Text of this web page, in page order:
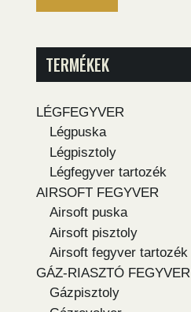
TERMÉKEK
LÉGFEGYVER
Légpuska
Légpisztoly
Légfegyver tartozék
AIRSOFT FEGYVER
Airsoft puska
Airsoft pisztoly
Airsoft fegyver tartozék
GÁZ-RIASZTÓ FEGYVER
Gázpisztoly